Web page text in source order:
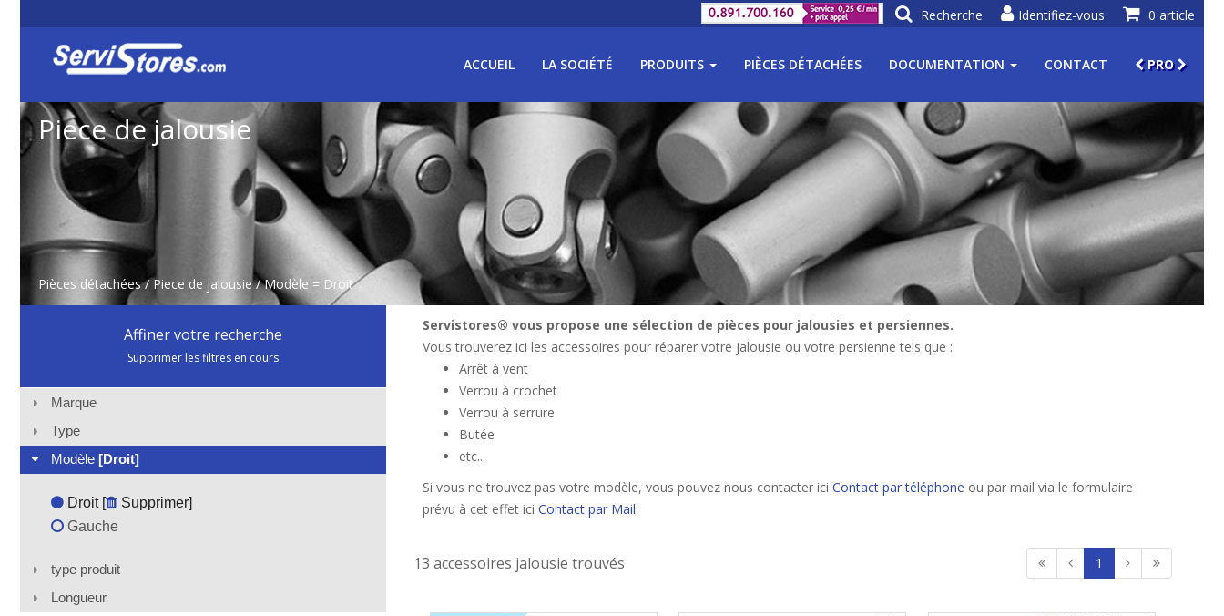
0 article
Identifiez-vous
Recherche
ACCUEIL LA SOCIÉTÉ PRODUITS PIÈCES DÉTACHÉES DOCUMENTATION CONTACT PRO
Piece de jalousie
Pièces détachées /Piece de jalousie / Modèle = Droit
Affiner votre recherche
Supprimer les filtres en cours
Marque
Type
Modèle [Droit]
Droit [ Supprimer]
Gauche
type produit
Longueur
Servistores® vous propose une sélection de pièces pour jalousies et persiennes.
Vous trouverez ici les accessoires pour réparer votre jalousie ou votre persienne tels que :
Arrêt à vent
Verrou à crochet
Verrou à serrure
Butée
etc...
Si vous ne trouvez pas votre modèle, vous pouvez nous contacter ici Contact par téléphone ou par mail via le formulaire
prévu à cet effet ici Contact par Mail
13 accessoires jalousie trouvés 1